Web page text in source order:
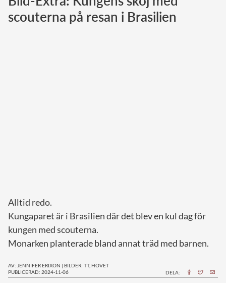
Norska kungahuset
scouterna på resan i Brasilien
Alltid redo.
Kungaparet är i Brasilien där det blev en kul dag för
kungen med scouterna.
Monarken planterade bland annat träd med barnen.
AV: JENNIFER ERIXON | BILDER: TT, HOVET
PUBLICERAD: 2024-11-06
DELA: